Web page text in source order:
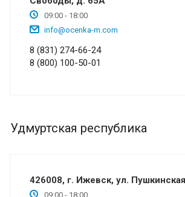
09:00 - 18:00
info@ocenka-m.com
8 (831) 274-66-24
8 (800) 100-50-01
Удмуртская республика
426008, г. Ижевск, ул.
09:00 - 18:00